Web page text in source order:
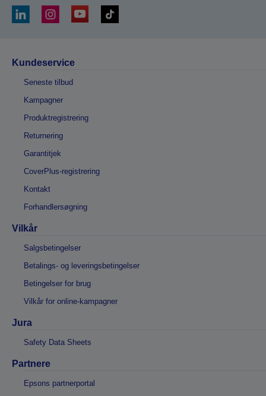
Kundeservice
Seneste tilbud
Kampagner
Produktregistrering
Returnering
Garantitjek
CoverPlus-registrering
Kontakt
Forhandlersøgning
Vilkår
Salgsbetingelser
Betalings- og leveringsbetingelser
Betingelser for brug
Vilkår for online-kampagner
Jura
Safety Data Sheets
Partnere
Epsons partnerportal